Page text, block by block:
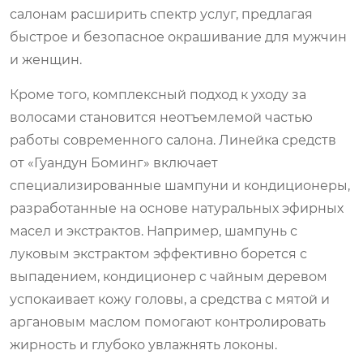
салонам расширить спектр услуг, предлагая
быстрое и безопасное окрашивание для мужчин
и женщин.
Кроме того, комплексный подход к уходу за
волосами становится неотъемлемой частью
работы современного салона. Линейка средств
от «Гуандун Боминг» включает
специализированные шампуни и кондиционеры,
разработанные на основе натуральных эфирных
масел и экстрактов. Например, шампунь с
луковым экстрактом эффективно борется с
выпадением, кондиционер с чайным деревом
успокаивает кожу головы, а средства с мятой и
аргановым маслом помогают контролировать
жирность и глубоко увлажнять локоны.